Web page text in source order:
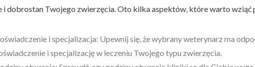
i dobrostan Twojego zwierzęcia. Oto kilka aspektów, które warto wziąć
i specjalizacja: Upewnij się, że wybrany weterynarz ma
i specjalizację w leczeniu Twojego typu zwierzęcia.